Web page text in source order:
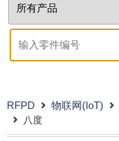
RFPD 物联网(IoT)
八度